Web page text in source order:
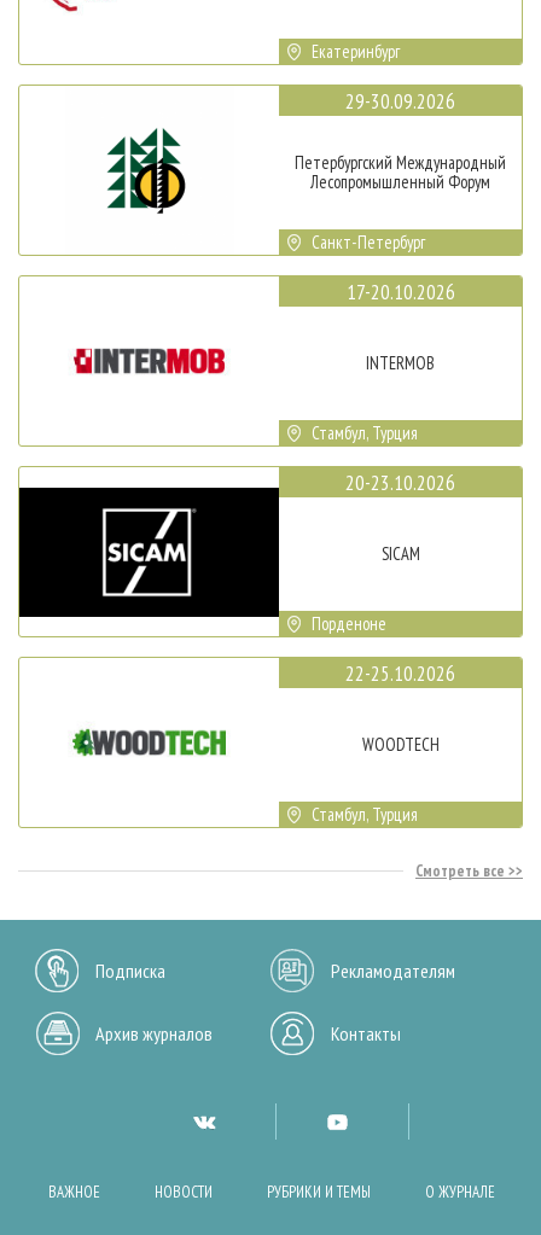
Екатеринбург
29-30.09.2026
Петербургский Международный
Лесопромышленный Форум
Санкт-Петербург
17-20.10.2026
INTERMOB
Стамбул, Турция
20-23.10.2026
SICAM
Порденоне
22-25.10.2026
WOODTECH
Стамбул, Турция
Смотреть все
Подписка Рекламодателям
Архив журналов Контакты
ВАЖНОЕ НОВОСТИ РУБРИКИ И ТЕМЫ О ЖУРНАЛЕ